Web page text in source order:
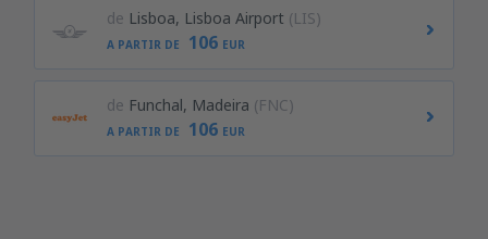
de Lisboa, Lisboa Airport (LIS)
A PARTIR DE 106 EUR
de Funchal, Madeira (FNC)
A PARTIR DE 106 EUR